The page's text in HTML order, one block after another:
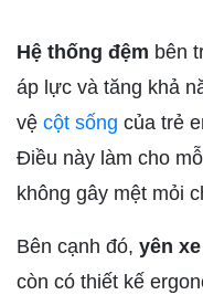
Hệ thống đệm bên
áp lực và tăng khả
vệ cột sống của trẻ
Điều này làm cho
không gây mệt mỏi
Bên cạnh đó, yên
còn có thiết kế